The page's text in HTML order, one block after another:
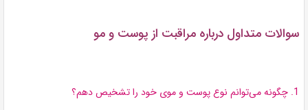
سوالات متداول درباره مراقبت از پوست و مو
1. چگونه می‌توانم نوع پوست و موی خود را تشخیص دهم؟